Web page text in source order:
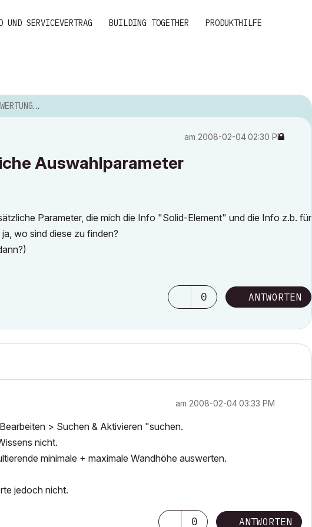
UND SERVICEVERTRAG BUILDING TOGETHER PRODUKTHILFE
am ‎2008-02-0402:30 PM
Auswahlparameter
Parameter, die mich die Info "Solid-Element" und die Info z.b. für
wo sind diese zu finden?
0 ANTWORTEN
am ‎2008-02-0403:33 PM
> Suchen & Aktivieren "suchen.
nicht.
minimale + maximale Wandhöhe auswerten.
jedoch nicht.
0 ANTWORTEN